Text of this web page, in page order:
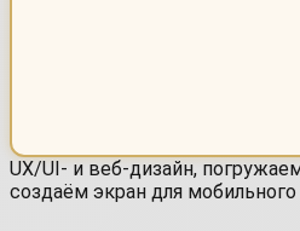
UX/UI- и веб-дизайн,
создаём экран для